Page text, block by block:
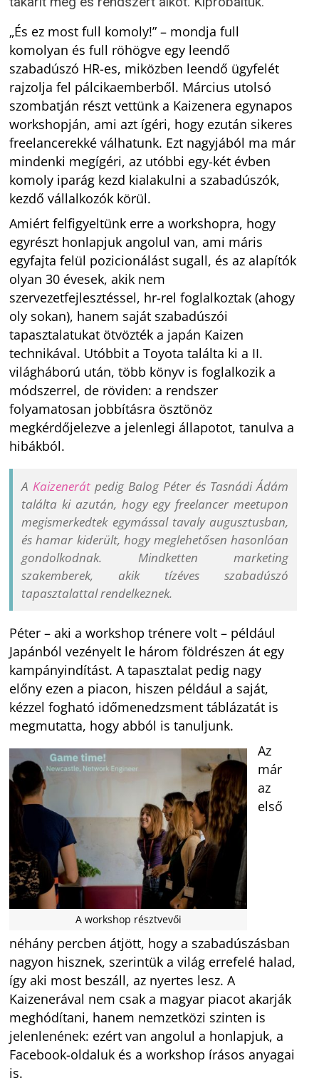
„És ez most full komoly!” – mondja full
komolyan és full röhögve egy leendő
szabadúszó HR-es, miközben leendő ügyfelét
rajzolja fel pálcikaemberből. Március utolsó
szombatján részt vettünk a Kaizenera egynapos
workshopján, ami azt ígéri, hogy ezután sikeres
freelancerekké válhatunk. Ezt nagyjából ma már
mindenki megígéri, az utóbbi egy-két évben
komoly iparág kezd kialakulni a szabadúszók,
kezdő vállalkozók körül.
Amiért felfigyeltünk erre a workshopra, hogy
egyrészt honlapjuk angolul van, ami máris
egyfajta felül pozicionálást sugall, és az alapítók
olyan 30 évesek, akik nem
szervezetfejlesztéssel, hr-rel foglalkoztak (ahogy
oly sokan), hanem saját szabadúszói
tapasztalatukat ötvözték a japán Kaizen
technikával. Utóbbit a Toyota találta ki a II.
világháború után, több könyv is foglalkozik a
módszerrel, de röviden: a rendszer
folyamatosan jobbításra ösztönöz
megkérdőjelezve a jelenlegi állapotot, tanulva a
hibákból.
A Kaizenerát pedig Balog Péter és Tasnádi Ádám
találta ki azután, hogy egy freelancer meetupon
megismerkedtek egymással tavaly augusztusban,
és hamar kiderült, hogy meglehetősen hasonlóan
gondolkodnak. Mindketten marketing
szakemberek, akik tízéves szabadúszó
tapasztalattal rendelkeznek.
Péter – aki a workshop trénere volt – például
Japánból vezényelt le három földrészen át egy
kampányindítást. A tapasztalat pedig nagy
előny ezen a piacon, hiszen például a saját,
kézzel fogható időmenedzsment táblázatát is
megmutatta, hogy abból is tanuljunk.
A workshop résztvevői
Az
már
az
első
néhány percben átjött, hogy a szabadúszásban
nagyon hisznek, szerintük a világ errefelé halad,
így aki most beszáll, az nyertes lesz. A
Kaizenerával nem csak a magyar piacot akarják
meghódítani, hanem nemzetközi szinten is
jelenlenének: ezért van angolul a honlapjuk, a
Facebook-oldaluk és a workshop írásos anyagai
is.